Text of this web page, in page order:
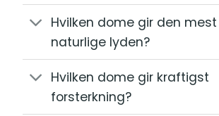
Hvilken dome gir den mest
naturlige lyden?
Hvilken dome gir kraftigst
forsterkning?